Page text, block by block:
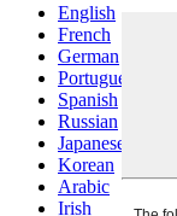
English
French
German
Portuguese
Spanish
Russian
Japanese
Korean
Arabic
Irish